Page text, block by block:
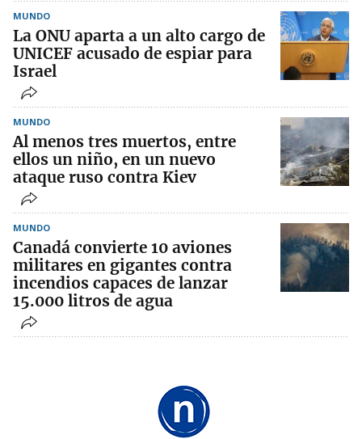
MUNDO
La ONU aparta a un alto cargo de
UNICEF acusado de espiar para
Israel
MUNDO
Al menos tres muertos, entre
ellos un niño, en un nuevo
ataque ruso contra Kiev
MUNDO
Canadá convierte 10 aviones
militares en gigantes contra
incendios capaces de lanzar
15.000 litros de agua